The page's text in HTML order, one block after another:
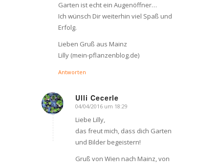
Garten ist echt ein Augenöffner…
Ich wünsch Dir weiterhin viel Spaß und
Erfolg.
Lieben Gruß aus Mainz
Lilly (mein-pflanzenblog.de)
Antworten
Ulli Cecerle
says:
04/04/2016 um 18:29
Liebe Lilly,
das freut mich, dass dich Garten
und Bilder begeistern!
Gruß von Wien nach Mainz, von